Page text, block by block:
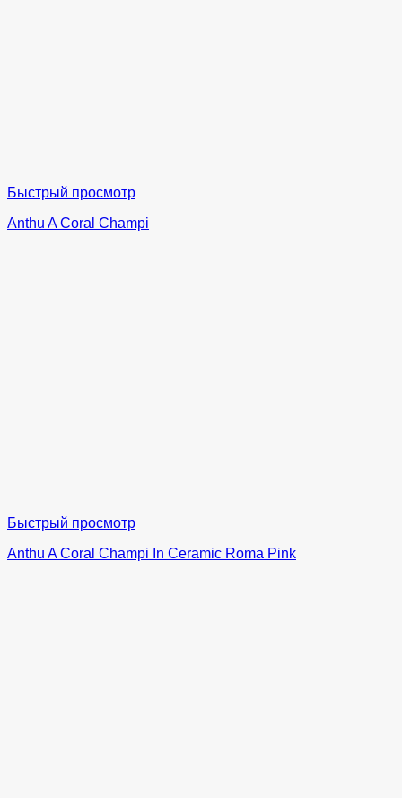
Быстрый просмотр
Anthu A Coral Champi
Быстрый просмотр
Anthu A Coral Champi In Ceramic Roma Pink